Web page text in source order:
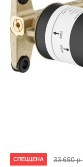
СПЕЦЦЕНА 33 690 р.